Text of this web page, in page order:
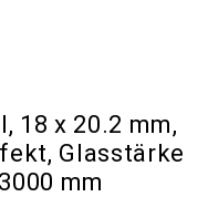
18 x 20.2 mm,
Glasstärke
mm